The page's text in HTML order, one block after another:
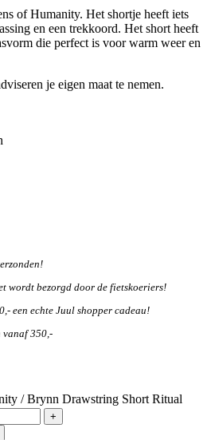
of Humanity. Het shortje heeft iets
en een trekkoord. Het short heeft
die perfect is voor warm weer en
je eigen maat te nemen.
wordt bezorgd door de fietskoeriers!
een echte Juul shopper cadeau!
vanaf 350,-
/ Brynn Drawstring Short Ritual